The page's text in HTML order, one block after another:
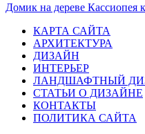
Домик на дереве Кассиопея
КАРТА САЙТА
АРХИТЕКТУРА
ДИЗАЙН
ИНТЕРЬЕР
ЛАНДШАФТНЫЙ
СТАТЬИ О ДИЗАЙНЕ
КОНТАКТЫ
ПОЛИТИКА САЙТА